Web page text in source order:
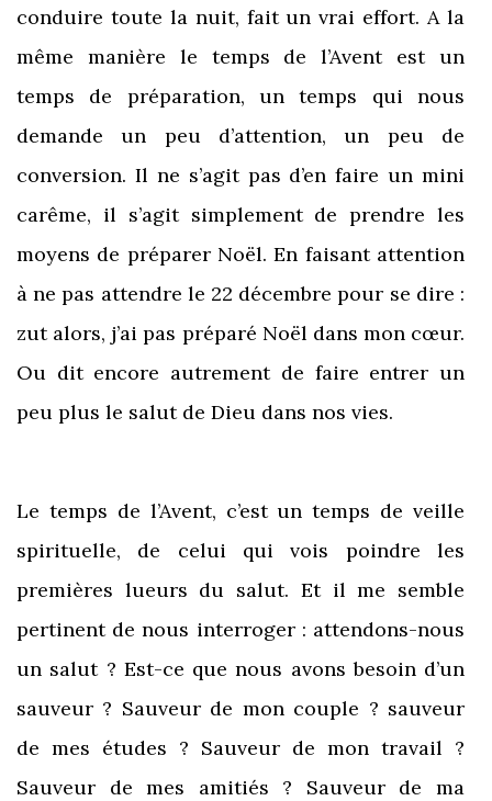
conduire toute la nuit, fait un vrai effort. A la
même manière le temps de l’Avent est un
temps de préparation, un temps qui nous
demande un peu d’attention, un peu de
conversion. Il ne s’agit pas d’en faire un mini
carême, il s’agit simplement de prendre les
moyens de préparer Noël. En faisant attention
à ne pas attendre le 22 décembre pour se dire :
zut alors, j’ai pas préparé Noël dans mon cœur.
Ou dit encore autrement de faire entrer un
peu plus le salut de Dieu dans nos vies.
Le temps de l’Avent, c’est un temps de veille
spirituelle, de celui qui vois poindre les
premières lueurs du salut. Et il me semble
pertinent de nous interroger : attendons-nous
un salut ? Est-ce que nous avons besoin d’un
sauveur ? Sauveur de mon couple ? sauveur
de mes études ? Sauveur de mon travail ?
Sauveur de mes amitiés ? Sauveur de ma